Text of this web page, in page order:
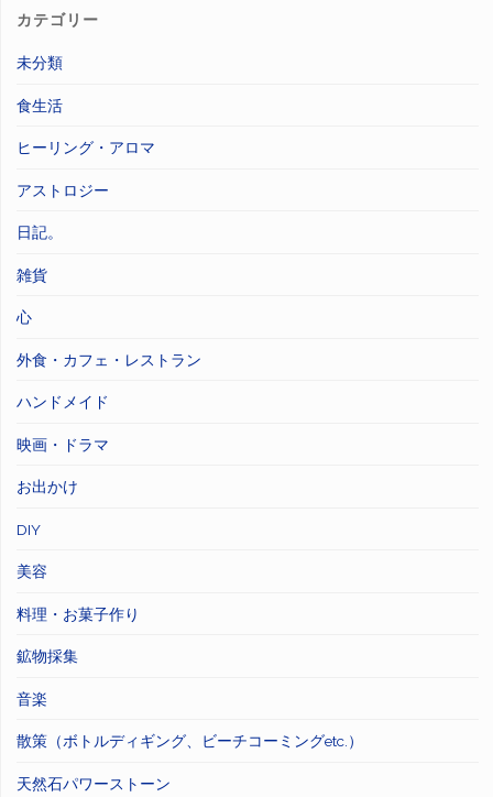
カテゴリー
未分類
食生活
ヒーリング・アロマ
アストロジー
日記。
雑貨
心
外食・カフェ・レストラン
ハンドメイド
映画・ドラマ
お出かけ
DIY
美容
料理・お菓子作り
鉱物採集
音楽
散策（ボトルディギング、ビーチコーミングetc.）
天然石パワーストーン